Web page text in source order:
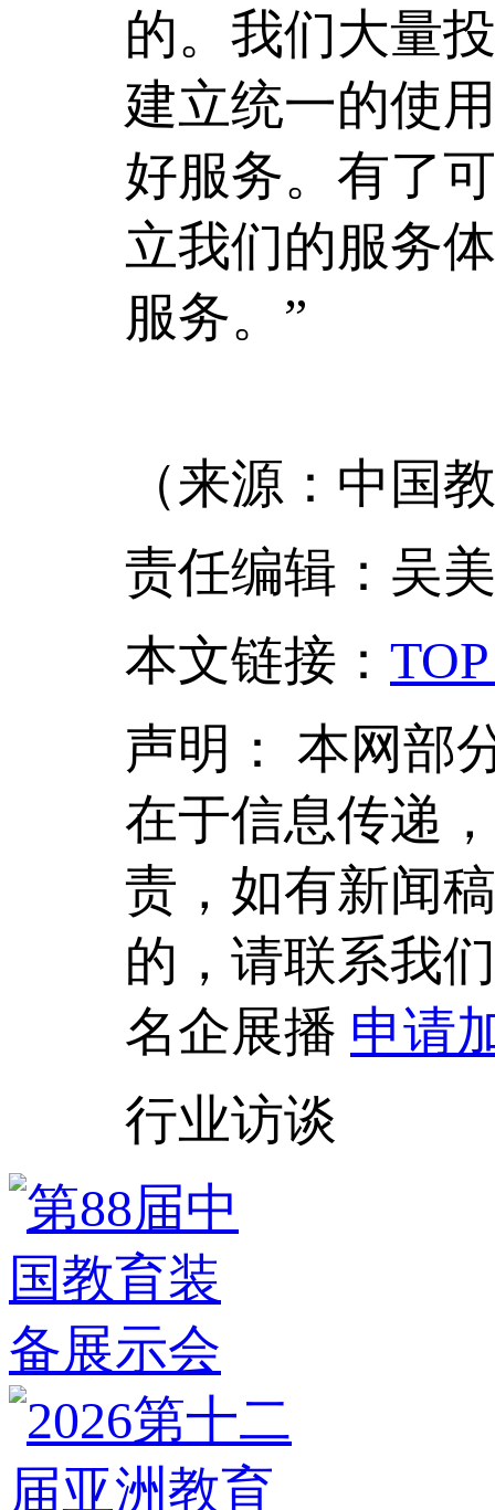
的。我们大量
建立统一的使
好服务。有了
立我们的服务
服务。”
（来源：中国
责任编辑：吴
本文链接 ：
声明： 本网部
在于信息传递
责，如有新闻
的，请联系我
名企展播 申请
行业访谈